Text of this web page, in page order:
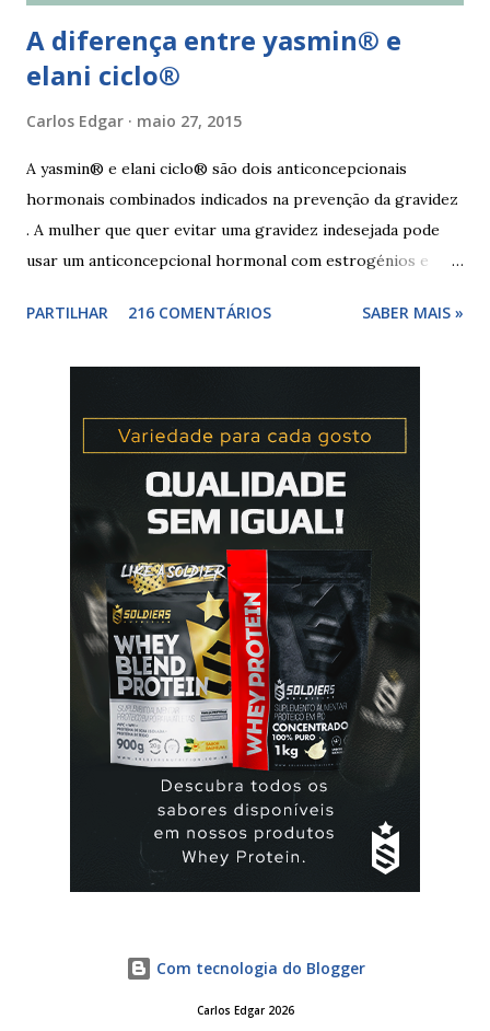
A diferença entre yasmin® e
elani ciclo®
Carlos Edgar maio 27, 2015
A yasmin® e elani ciclo® são dois anticoncepcionais
hormonais combinados indicados na prevenção da gravidez
. A mulher que quer evitar uma gravidez indesejada pode
usar um anticoncepcional hormonal com estrogénios e
para não correr riscos. Os anticoncepcionais yasmin® e
mulher deve tomar um comprimido por dia, seguindo
a ordem da cartela ou blister. No final da cartela ou blister
deve fazer uma pausa de 7 dias, para menstruar. A mulher
que usa a elani ciclo® pode ter que tomar seguida, deve
seguir a recomendação de seu médico. A yasmin® e elani
ciclo® são iguais? Sim são, ambas as pílulas têm a
mesma composição hormonal, apesar da yasmin ® ter
menos comprimidos, 21 comprimidos por carte...
PARTILHAR 216 COMENTÁRIOS SABER MAIS »
Com tecnologia do Blogger
Carlos Edgar 2026